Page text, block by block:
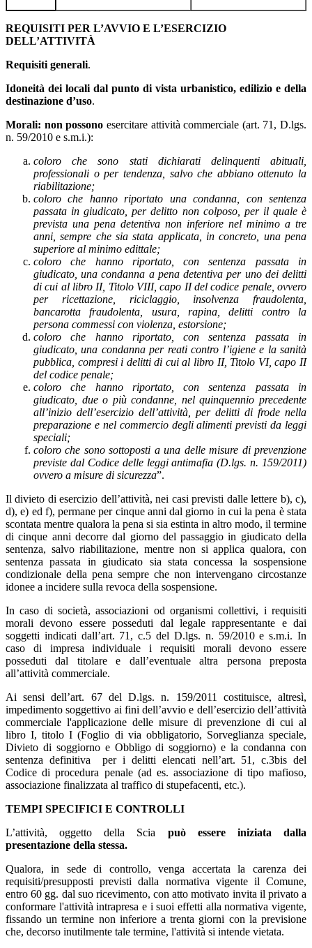
REQUISITI PER L’AVVIO E L’ESERCIZIO
DELL’ATTIVITÀ
Requisiti generali.
Idoneità dei locali dal punto di vista urbanistico, edilizio e della
destinazione d’uso.
Morali: non possono esercitare attività commerciale (art. 71, D.lgs.
n. 59/2010 e s.m.i.):
coloro che sono stati dichiarati delinquenti abituali,
professionali o per tendenza, salvo che abbiano ottenuto la
riabilitazione;
coloro che hanno riportato una condanna, con sentenza
passata in giudicato, per delitto non colposo, per il quale è
prevista una pena detentiva non inferiore nel minimo a tre
anni, sempre che sia stata applicata, in concreto, una pena
superiore al minimo edittale;
coloro che hanno riportato, con sentenza passata in
giudicato, una condanna a pena detentiva per uno dei delitti
di cui al libro II, Titolo VIII, capo II del codice penale, ovvero
per ricettazione, riciclaggio, insolvenza fraudolenta,
bancarotta fraudolenta, usura, rapina, delitti contro la
persona commessi con violenza, estorsione;
coloro che hanno riportato, con sentenza passata in
giudicato, una condanna per reati contro l’igiene e la sanità
pubblica, compresi i delitti di cui al libro II, Titolo VI, capo II
del codice penale;
coloro che hanno riportato, con sentenza passata in
giudicato, due o più condanne, nel quinquennio precedente
all’inizio dell’esercizio dell’attività, per delitti di frode nella
preparazione e nel commercio degli alimenti previsti da leggi
speciali;
coloro che sono sottoposti a una delle misure di prevenzione
previste dal Codice delle leggi antimafia (D.lgs. n. 159/2011)
ovvero a misure di sicurezza”.
Il divieto di esercizio dell’attività, nei casi previsti dalle lettere b), c),
d), e) ed f), permane per cinque anni dal giorno in cui la pena è stata
scontata mentre qualora la pena si sia estinta in altro modo, il termine
di cinque anni decorre dal giorno del passaggio in giudicato della
sentenza, salvo riabilitazione, mentre non si applica qualora, con
sentenza passata in giudicato sia stata concessa la sospensione
condizionale della pena sempre che non intervengano circostanze
idonee a incidere sulla revoca della sospensione.
In caso di società, associazioni od organismi collettivi, i requisiti
morali devono essere posseduti dal legale rappresentante e dai
soggetti indicati dall’art. 71, c.5 del D.lgs. n. 59/2010 e s.m.i. In
caso di impresa individuale i requisiti morali devono essere
posseduti dal titolare e dall’eventuale altra persona preposta
all’attività commerciale.
Ai sensi dell’art. 67 del D.lgs. n. 159/2011 costituisce, altresì,
impedimento soggettivo ai fini dell’avvio e dell’esercizio dell’attività
commerciale l'applicazione delle misure di prevenzione di cui al
libro I, titolo I (Foglio di via obbligatorio, Sorveglianza speciale,
Divieto di soggiorno e Obbligo di soggiorno) e la condanna con
sentenza definitiva per i delitti elencati nell’art. 51, c.3bis del
Codice di procedura penale (ad es. associazione di tipo mafioso,
associazione finalizzata al traffico di stupefacenti, etc.).
TEMPI SPECIFICI E CONTROLLI
L’attività, oggetto della Scia può essere iniziata dalla
presentazione della stessa.
Qualora, in sede di controllo, venga accertata la carenza dei
requisiti/presupposti previsti dalla normativa vigente il Comune,
entro 60 gg. dal suo ricevimento, con atto motivato invita il privato a
conformare l'attività intrapresa e i suoi effetti alla normativa vigente,
fissando un termine non inferiore a trenta giorni con la previsione
che, decorso inutilmente tale termine, l'attività si intende vietata.